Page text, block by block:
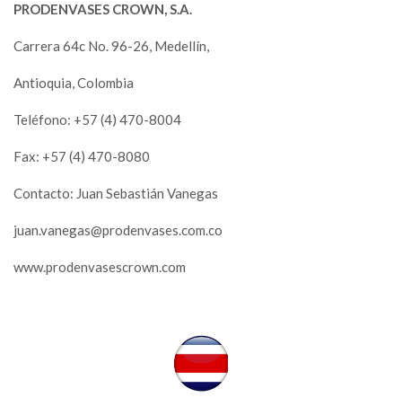
PRODENVASES CROWN, S.A.
Carrera 64c No. 96-26, Medellín,
Antioquia, Colombia
Teléfono: +57 (4) 470-8004
Fax: +57 (4) 470-8080
Contacto: Juan Sebastián Vanegas
juan.vanegas@prodenvases.com.co
www.prodenvasescrown.com